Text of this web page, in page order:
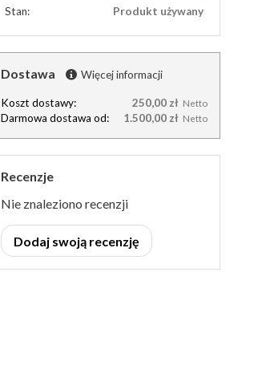
Stan:
Produkt używany
Dostawa Więcej informacji
Koszt dostawy: 250,00 zł Netto
Darmowa dostawa od: 1.500,00 zł Netto
Recenzje
Nie znaleziono recenzji
Dodaj swoją recenzję